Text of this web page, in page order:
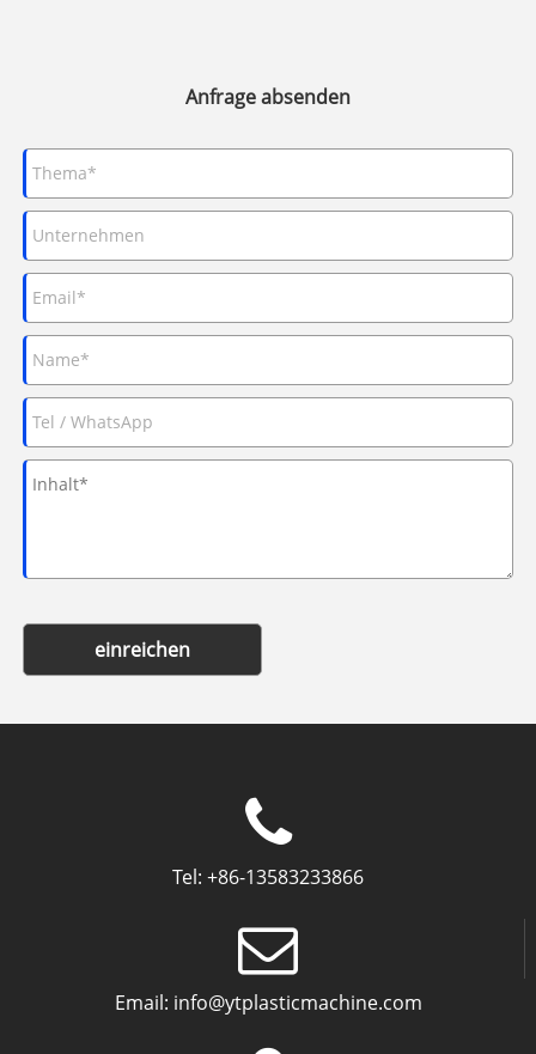
Anfrage absenden
einreichen
Tel: +86-13583233866
Email: info@ytplasticmachine.com